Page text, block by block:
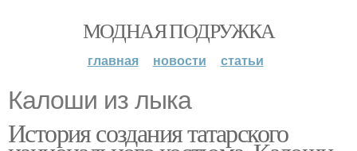
МОДНАЯ ПОДРУЖКА
главная новости статьи
Калоши из лыка
История создания татарского